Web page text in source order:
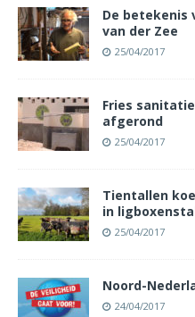
De betekenis
van der Zee
25/04/2017
Fries
afgerond
25/04/2017
Tientallen
in
25/04/2017
Noord-
24/04/2017